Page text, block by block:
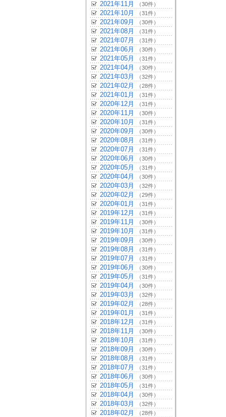
2021年11月 （30件）
2021年10月 （31件）
2021年09月 （30件）
2021年08月 （31件）
2021年07月 （31件）
2021年06月 （30件）
2021年05月 （31件）
2021年04月 （30件）
2021年03月 （32件）
2021年02月 （28件）
2021年01月 （31件）
2020年12月 （31件）
2020年11月 （30件）
2020年10月 （31件）
2020年09月 （30件）
2020年08月 （31件）
2020年07月 （31件）
2020年06月 （30件）
2020年05月 （31件）
2020年04月 （30件）
2020年03月 （32件）
2020年02月 （29件）
2020年01月 （31件）
2019年12月 （31件）
2019年11月 （30件）
2019年10月 （31件）
2019年09月 （30件）
2019年08月 （31件）
2019年07月 （31件）
2019年06月 （30件）
2019年05月 （31件）
2019年04月 （30件）
2019年03月 （32件）
2019年02月 （28件）
2019年01月 （31件）
2018年12月 （31件）
2018年11月 （30件）
2018年10月 （31件）
2018年09月 （30件）
2018年08月 （31件）
2018年07月 （31件）
2018年06月 （30件）
2018年05月 （31件）
2018年04月 （30件）
2018年03月 （32件）
2018年02月 （28件）